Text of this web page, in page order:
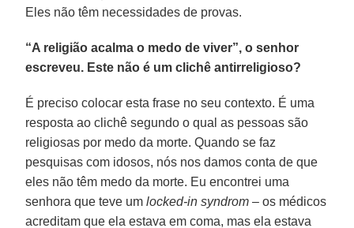
Eles não têm necessidades de provas.
“A religião acalma o medo de viver”, o senhor
escreveu. Este não é um clichê antirreligioso?
É preciso colocar esta frase no seu contexto. É uma
resposta ao clichê segundo o qual as pessoas são
religiosas por medo da morte. Quando se faz
pesquisas com idosos, nós nos damos conta de que
eles não têm medo da morte. Eu encontrei uma
senhora que teve umlocked-in syndrom – os médicos
acreditam que ela estava em coma, mas ela estava